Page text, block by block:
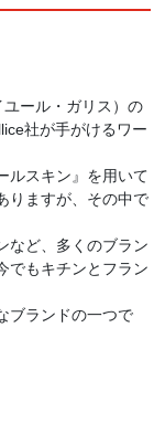
ール・ガリス）の
社が手がけるワー
ルスキン』を用いて
りますが、その中で
など、多くのブラン
でもキチンとフラン
ブランドの一つで